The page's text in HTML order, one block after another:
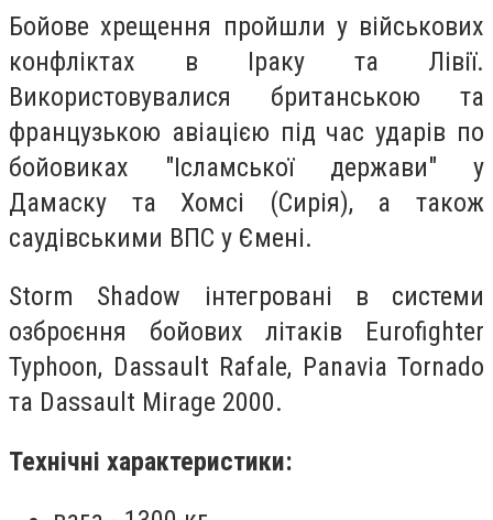
Бойове хрещення пройшли у військових
конфліктах в Іраку та Лівії.
Використовувалися британською та
французькою авіацією під час ударів по
бойовиках "Ісламської держави" у
Дамаску та Хомсі (Сирія), а також
саудівськими ВПС у Ємені.
Storm Shadow інтегровані в системи
озброєння бойових літаків Eurofighter
Typhoon, Dassault Rafale, Panavia Tornado
та Dassault Mirage 2000.
Технічні характеристики: